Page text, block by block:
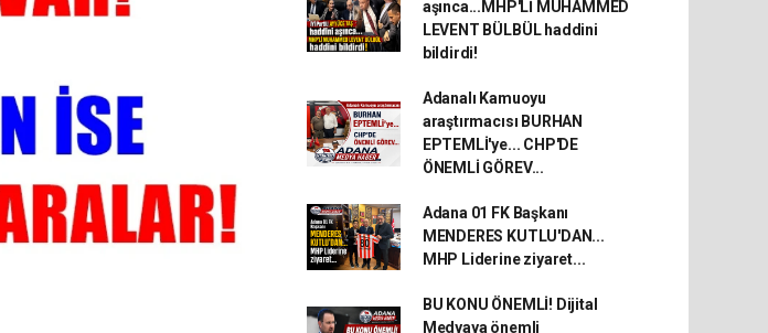
aşınca...MHP'Lİ MUHAMMED
LEVENT BÜLBÜL haddini
bildirdi!
Adanalı Kamuoyu
araştırmacısı BURHAN
EPTEMLİ'ye... CHP'DE
ÖNEMLİ GÖREV...
Adana 01 FK Başkanı
MENDERES KUTLU'DAN...
MHP Liderine ziyaret...
BU KONU ÖNEMLİ! Dijital
Medyaya önemli